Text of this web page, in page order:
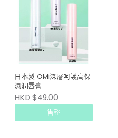
日本製 OMi深層呵護高保
濕潤唇膏
HKD $49.00
售罄